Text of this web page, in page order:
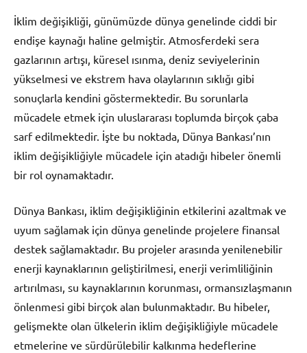
İklim değişikliği, günümüzde dünya genelinde ciddi bir
endişe kaynağı haline gelmiştir. Atmosferdeki sera
gazlarının artışı, küresel ısınma, deniz seviyelerinin
yükselmesi ve ekstrem hava olaylarının sıklığı gibi
sonuçlarla kendini göstermektedir. Bu sorunlarla
mücadele etmek için uluslararası toplumda birçok çaba
sarf edilmektedir. İşte bu noktada, Dünya Bankası’nın
iklim değişikliğiyle mücadele için atadığı hibeler önemli
bir rol oynamaktadır.
Dünya Bankası, iklim değişikliğinin etkilerini azaltmak ve
uyum sağlamak için dünya genelinde projelere finansal
destek sağlamaktadır. Bu projeler arasında yenilenebilir
enerji kaynaklarının geliştirilmesi, enerji verimliliğinin
artırılması, su kaynaklarının korunması, ormansızlaşmanın
önlenmesi gibi birçok alan bulunmaktadır. Bu hibeler,
gelişmekte olan ülkelerin iklim değişikliğiyle mücadele
etmelerine ve sürdürülebilir kalkınma hedeflerine